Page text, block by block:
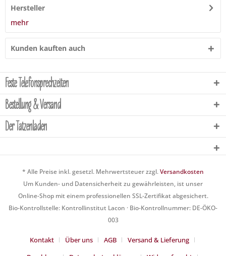
Hersteller
mehr
Kunden kauften auch
Feste Telefonsprechzeiten
Bestellung & Versand
Der Tatzenladen
* Alle Preise inkl. gesetzl. Mehrwertsteuer zzgl.Versandkosten
Um Kunden- und Datensicherheit zu gewährleisten, ist unser
Online-Shop mit einem professionellen SSL-Zertifikat abgesichert.
Bio-Kontrollstelle: Kontrollinstitut Lacon · Bio-Kontrollnummer: DE-ÖKO-
003
Kontakt Über uns AGB
Versand & Lieferung